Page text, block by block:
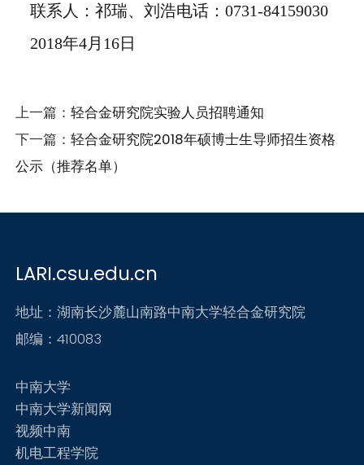
联系人：祁瑞、刘浩电话：0731-84159030
2018年4月16日
上一篇：轻合金研究院实验人员招聘通知
下一篇：轻合金研究院2018年硕博士生导师招生资格
公示（推荐名单）
LARI.csu.edu.cn
地址：湖南长沙麓山南路中南大学轻合金研究院
邮编：410083
中南大学
中南大学新闻网
视频中南
机电工程学院